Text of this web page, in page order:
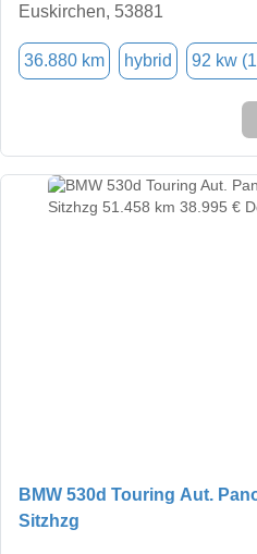
Euskirchen, 53881
36.880 km hybrid 92 kw
BMW 530d Touring Aut.
Sitzhzg